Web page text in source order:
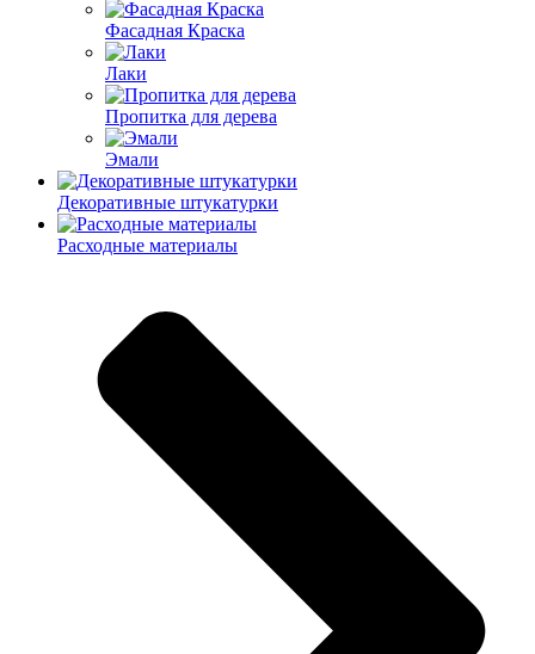
Фасадная Краска
Лаки
Пропитка для дерева
Эмали
Декоративные штукатурки
Расходные материалы